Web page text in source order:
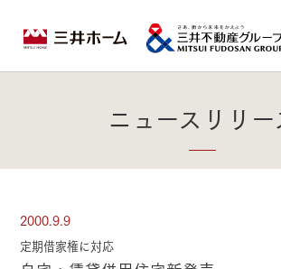
ニュースリリー
2000.9.9
定期借家権に対応